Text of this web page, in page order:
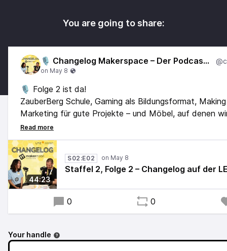
You are going to share:
🎙️ Changelog Makerspace – Der Podcast vom Team Makermobil
🎙️ Folge 2 ist da!
ZauberBerg Schule, Gaming als Bildungsformat,
Marketing für gute Projekte – und Möbel, auf denen
Alles direkt aufgenommen im Makermobil auf der
#Makermobil #LEARNTEC #Podcast
44:23
S02:E02
Staffel 2, Folge 2 – Changelog auf der
0 0
Your handle